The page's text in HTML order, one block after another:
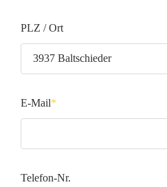
PLZ / Ort
E-Mail*
Pflichtfeld
Telefon-Nr.